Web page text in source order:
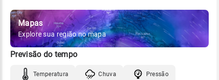
Mapas
Explore sua região no mapa
Previsão do tempo
Temperatura Chuva Pressão